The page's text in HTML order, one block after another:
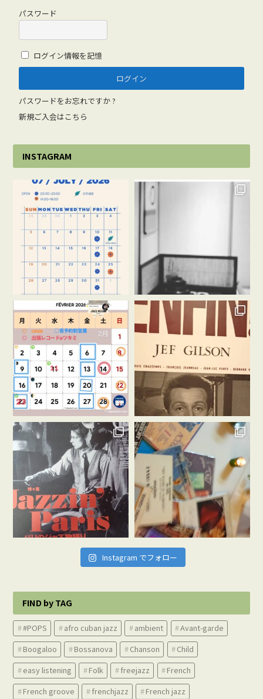
パスワード
ログイン情報を記憶
パスワードをお忘れですか ?
新規ご入会はこちら
INSTAGRAM
Instagram でフォロー
FIND by TAG
#POPS afro cuban jazz ambient
Avant-garde
Boogaloo
Bossanova Chanson
Child
easy listening
Folk freejazz
French
French groove
frenchjazz
French jazz